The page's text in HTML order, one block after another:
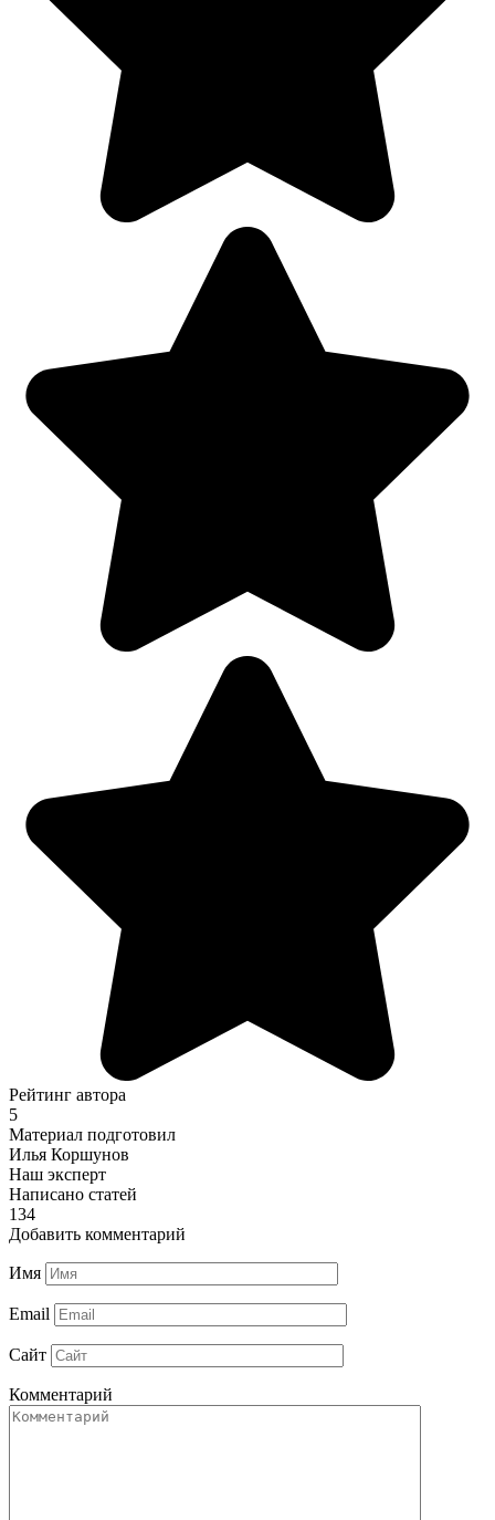
Рейтинг автора
5
Материал подготовил
Илья Коршунов
Наш эксперт
Написано статей
134
Добавить комментарий
Имя
Email
Сайт
Комментарий